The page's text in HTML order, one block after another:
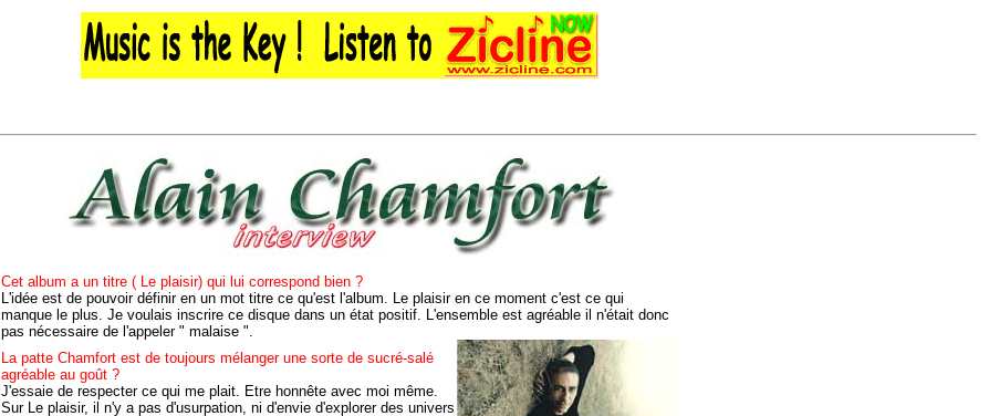
Cet album a un titre ( Le plaisir) qui lui correspond bien ?
L'idée est de pouvoir définir en un mot titre ce qu'est l'album. Le plaisir en ce moment c'est ce qui
manque le plus. Je voulais inscrire ce disque dans un état positif. L'ensemble est agréable il n'était donc
pas nécessaire de l'appeler " malaise ".
La patte Chamfort est de toujours mélanger une sorte de sucré-salé
agréable au goût ?
J'essaie de respecter ce qui me plait. Etre honnête avec moi même.
Sur Le plaisir, il n'y a pas d'usurpation, ni d'envie d'explorer des univers